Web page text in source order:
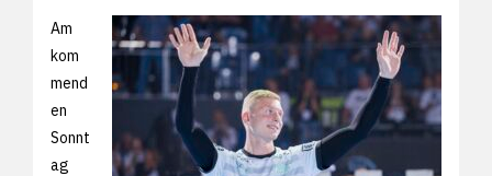
Am
kom
mend
en
Sonnt
ag